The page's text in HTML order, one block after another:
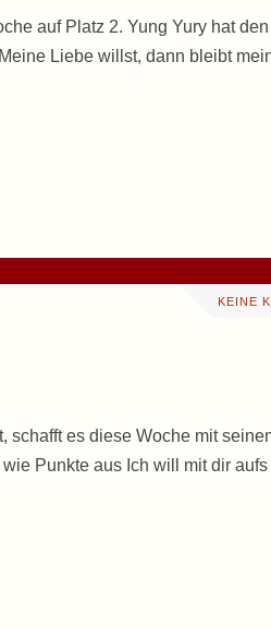
auf Platz 2. Yung Yury hat
Liebe willst, dann bleibt
KEINE
schafft es diese Woche mit
Punkte aus Ich will mit dir